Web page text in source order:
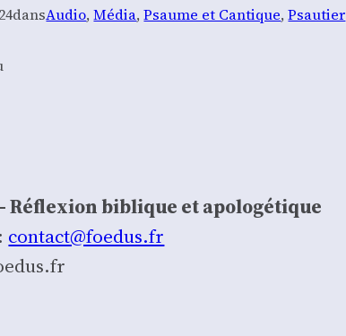
dansAudio, Média, Psaume et Cantique, Psautier
Réflexion biblique et apologétique
contact@foedus.fr